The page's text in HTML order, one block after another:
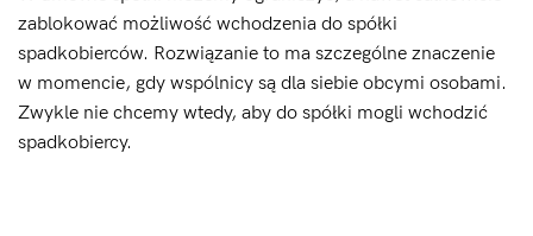
zablokować możliwość wchodzenia do spółki
spadkobierców. Rozwiązanie to ma szczególne znaczenie
w momencie, gdy wspólnicy są dla siebie obcymi osobami.
Zwykle nie chcemy wtedy, aby do spółki mogli wchodzić
spadkobiercy.